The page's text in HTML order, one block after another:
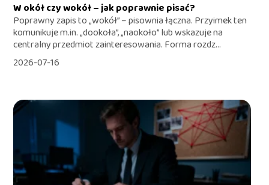
W okół czy wokół – jak poprawnie pisać?
Poprawny zapis to „wokół” – pisownia łączna. Przyimek ten
komunikuje m.in. „dookoła”, „naokoło” lub wskazuje na
centralny przedmiot zainteresowania. Forma rozdz...
2026-07-16